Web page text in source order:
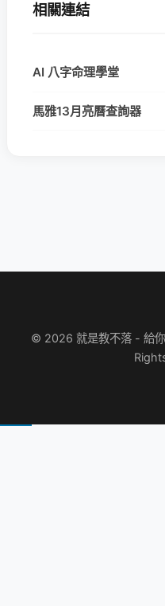
相關連結
AI 八字命理學堂
馬雅13月亮曆查詢器
© 2026 就是教不落 - 給